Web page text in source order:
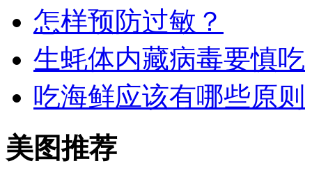
怎样预防过敏？
生蚝体内藏病毒要慎吃
吃海鲜应该有哪些原则
美图推荐